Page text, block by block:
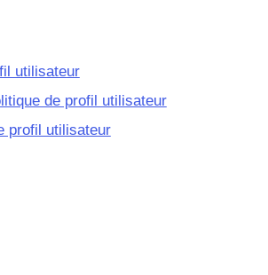
utilisateur
de profil utilisateur
profil utilisateur